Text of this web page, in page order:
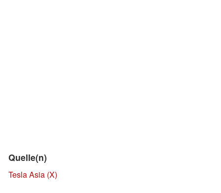
Quelle(n)
Tesla Asia (X)